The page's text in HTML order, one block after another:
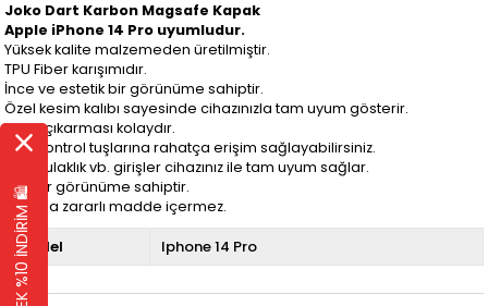
Joko Dart Karbon Magsafe Kapak
Apple iPhone 14 Pro uyumludur.
Yüksek kalite malzemeden üretilmiştir.
TPU Fiber karışımıdır.
İnce ve estetik bir görünüme sahiptir.
Özel kesim kalıbı sayesinde cihazınızla tam uyum gösterir.
Takıp çıkarması kolaydır.
Tüm kontrol tuşlarına rahatça erişim sağlayabilirsiniz.
Şarj, kulaklık vb. girişler cihazınız ile tam uyum sağlar.
Mat bir görünüme sahiptir.
Sağlığa zararlı madde içermez.
Model Iphone 14 Pro
EK %10 İNDİRİM 🛍️